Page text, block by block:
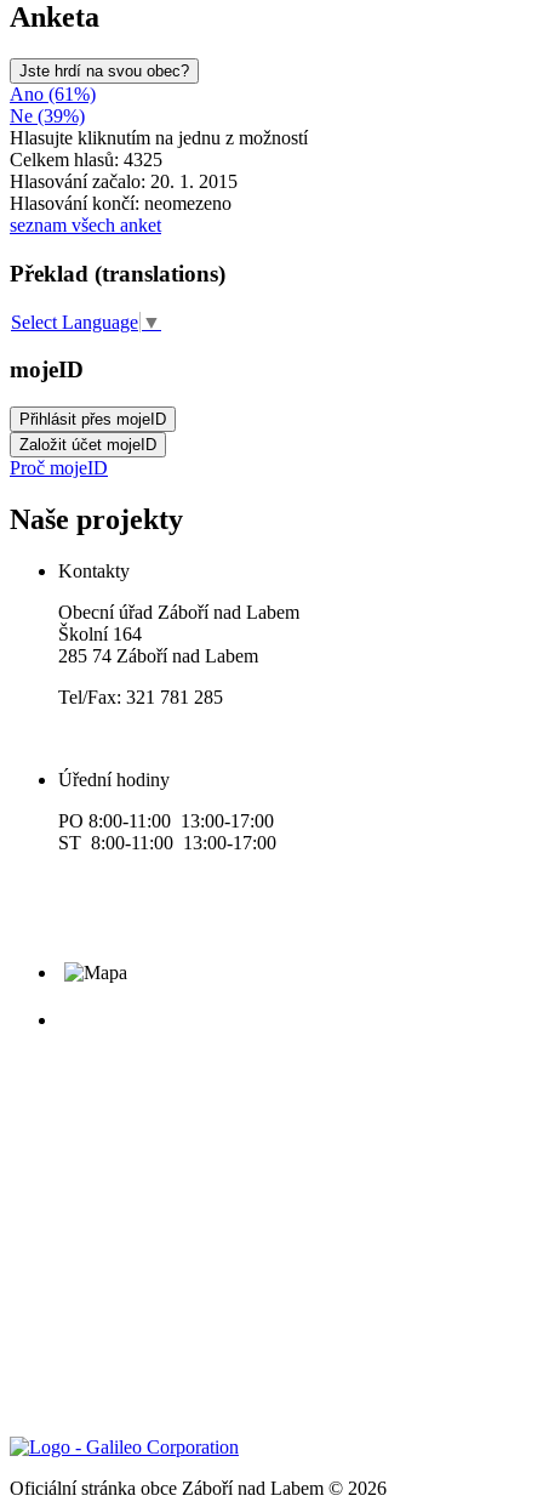
Anketa
Jste hrdí na svou obec?
Ano (61%)
Ne (39%)
Hlasujte kliknutím na jednu z možností
Celkem hlasů: 4325
Hlasování začalo: 20. 1. 2015
Hlasování končí: neomezeno
seznam všech anket
Překlad (translations)
Select Language ▼
mojeID
Proč mojeID
Naše projekty
Kontakty
Obecní úřad Záboří nad Labem
Školní 164
285 74 Záboří nad Labem
Tel/Fax: 321 781 285
Úřední hodiny
PO 8:00-11:00 13:00-17:00
ST 8:00-11:00 13:00-17:00
Oficiální stránka obce Záboří nad Labem © 2026